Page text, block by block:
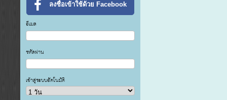
ลงชื่อเข้าใช้ด้วย Facebook
อีเมล
รหัสผ่าน
เข้าสู่ระบบอัตโนมัติ